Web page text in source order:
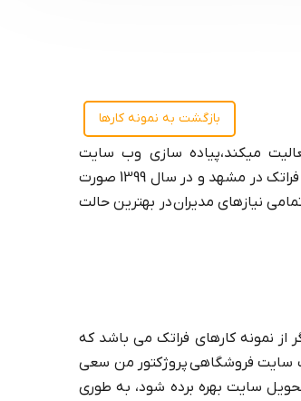
بازگشت به نمونه کارها
میکند،پیاده سازی وب سایت
فروشگاهی پروژکتور من در سال 1399 توسط شرکت داده پردازی فراتک در مشهد و در سال 1399 صورت
نیازهای مدیران در بهترین حالت
نمونه کارهای فراتک می باشد که
فروشگاهی پروژکتور من سعی
سایت بهره برده شود، به طوری